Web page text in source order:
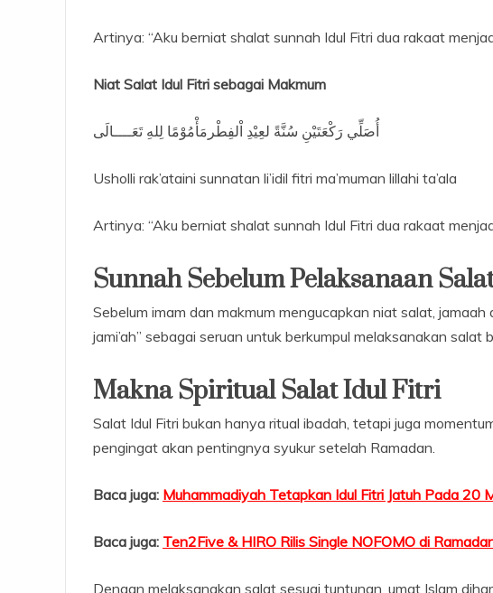
Artinya: “Aku berniat shalat sunnah Idul Fitri dua rakaat
Niat Salat Idul Fitri sebagai Makmum
أُصَلِّي رَكْعَتَيْنِ سُنَّةً لعِيْدِ اْلفِطْرمَأْمُوْمًا لِلهِ تَعَــــالَى
Usholli rak’ataini sunnatan li’idil fitri ma’muman lillahi ta’ala
Artinya: “Aku berniat shalat sunnah Idul Fitri dua rakaat
Sunnah Sebelum Pelaksanaan
Sebelum imam dan makmum mengucapkan niat salat,
jami’ah” sebagai seruan untuk berkumpul melaksanakan salat
Makna Spiritual Salat Idul Fitri
Salat Idul Fitri bukan hanya ritual ibadah, tetapi juga
pengingat akan pentingnya syukur setelah Ramadan.
Baca juga: Muhammadiyah Tetapkan Idul Fitri Jatuh Pada 20
Baca juga: Ten2Five & HIRO Rilis Single NOFOMO di
Dengan melaksanakan salat sesuai tuntunan, umat Islam